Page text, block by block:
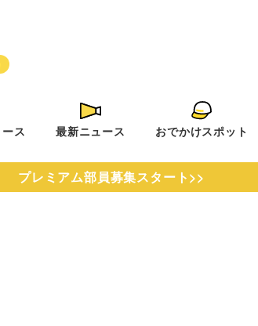
ス 最新ニュース おでかけスポット
プレミアム部員募集スタート>>